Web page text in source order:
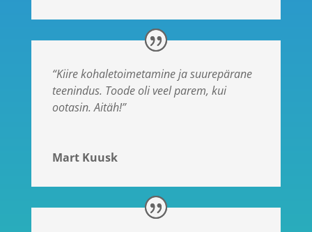
“Kiire kohaletoimetamine ja suurepärane
teenindus. Toode oli veel parem, kui
ootasin. Aitäh!”
Mart Kuusk